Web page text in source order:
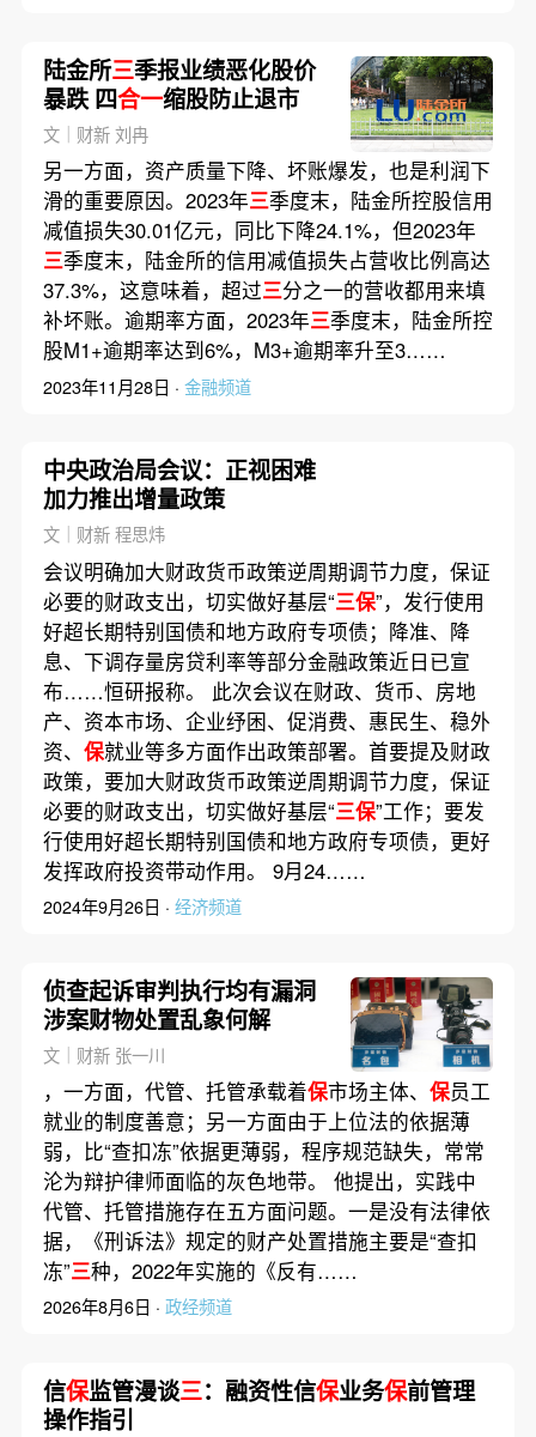
陆金所三季报业绩恶化股价
暴跌 四合一缩股防止退市
文｜财新 刘冉
另一方面，资产质量下降、坏账爆发，也是利润下
滑的重要原因。2023年三季度末，陆金所控股信用
减值损失30.01亿元，同比下降24.1%，但2023年
三季度末，陆金所的信用减值损失占营收比例高达
37.3%，这意味着，超过三分之一的营收都用来填
补坏账。逾期率方面，2023年三季度末，陆金所控
股M1+逾期率达到6%，M3+逾期率升至3……
2023年11月28日 · 金融频道
中央政治局会议：正视困难
加力推出增量政策
文｜财新 程思炜
会议明确加大财政货币政策逆周期调节力度，保证
必要的财政支出，切实做好基层“三保”，发行使用
好超长期特别国债和地方政府专项债；降准、降
息、下调存量房贷利率等部分金融政策近日已宣
布……恒研报称。 此次会议在财政、货币、房地
产、资本市场、企业纾困、促消费、惠民生、稳外
资、 保就业等多方面作出政策部署。首要提及财政
政策，要加大财政货币政策逆周期调节力度，保证
必要的财政支出，切实做好基层“三保”工作；要发
行使用好超长期特别国债和地方政府专项债，更好
发挥政府投资带动作用。 9月24……
2024年9月26日 · 经济频道
侦查起诉审判执行均有漏洞
涉案财物处置乱象何解
文｜财新 张一川
，一方面，代管、托管承载着保市场主体、 保员工
就业的制度善意；另一方面由于上位法的依据薄
弱，比“查扣冻”依据更薄弱，程序规范缺失，常常
沦为辩护律师面临的灰色地带。 他提出，实践中
代管、托管措施存在五方面问题。一是没有法律依
据，《刑诉法》规定的财产处置措施主要是“查扣
冻”三种，2022年实施的《反有……
2026年8月6日 · 政经频道
信保监管漫谈三：融资性信保业务保前管理
操作指引